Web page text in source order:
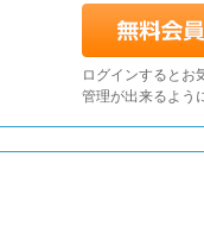
ログインするとお
管理が出来るよう